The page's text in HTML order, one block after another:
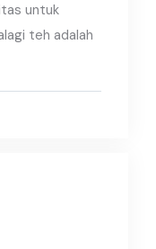
untuk
teh adalah